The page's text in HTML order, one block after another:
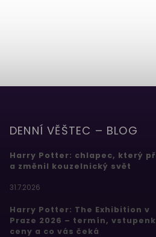
DENNÍ VĚŠTEC – BLOG
Harry Potter: chlapec, který
a změnil kouzelnický svět
31.7.2026
Harry Potter: The Exhibition v
Praze 2026 – termín,
ceny a co vás čeká